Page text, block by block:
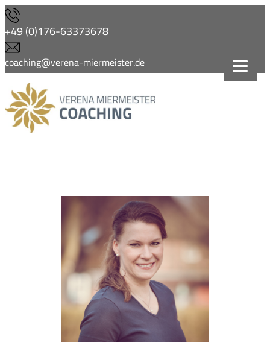
Zum
Inhalt
springen
+49 (0)176-63373678
coaching@verena-miermeister.de